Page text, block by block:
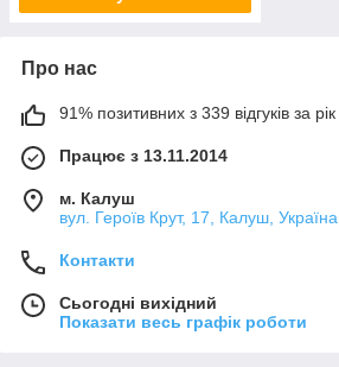
Про нас
91% позитивних з 339 відгуків за рік
Працює з 13.11.2014
м. Калуш
вул. Героїв Крут, 17, Калуш, Україна
Контакти
Сьогодні вихідний
Показати весь графік роботи